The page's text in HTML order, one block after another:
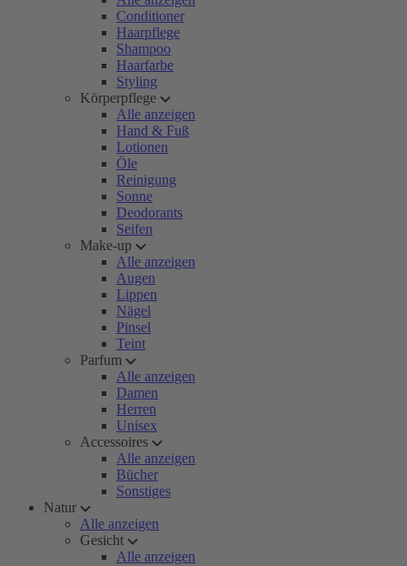
Conditioner
Haarpflege
Shampoo
Haarfarbe
Styling
Körperpflege
Alle anzeigen
Hand & Fuß
Lotionen
Öle
Reinigung
Sonne
Deodorants
Seifen
Make-up
Alle anzeigen
Augen
Lippen
Nägel
Pinsel
Teint
Parfum
Alle anzeigen
Damen
Herren
Unisex
Accessoires
Alle anzeigen
Bücher
Sonstiges
Natur
Alle anzeigen
Gesicht
Alle anzeigen